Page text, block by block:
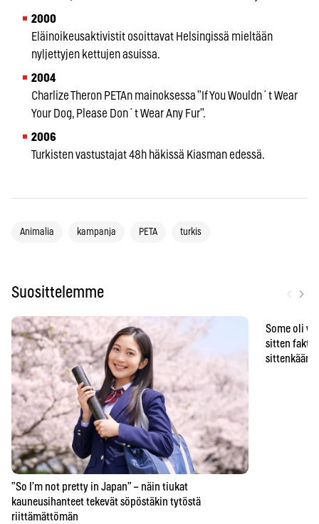
2000
Eläinoikeusaktivistit osoittavat Helsingissä mieltään
nyljettyjen kettujen asuissa.
2004
Charlize Theron PETAn mainoksessa ”If You Wouldn´t Wear
Your Dog, Please Don´t Wear Any Fur”.
2006
Turkisten vastustajat 48h häkissä Kiasman edessä.
Animalia kampanja PETA turkis
Suosittelemme ›
”So I’m not pretty in Japan” – näin tiukat
kauneusihanteet tekevät söpöstäkin tytöstä
riittämättömän
Some oli
sitten
sittenkään